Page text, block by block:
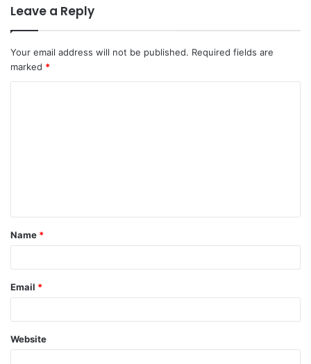
Leave a Reply
Your email address will not be published. Required fields are
marked *
t
*
Name *
Email *
Website